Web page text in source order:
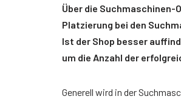
12 Jahre Google Trainer
Der richtige Seminartyp
Rezension
Teilnehmerbericht 1
Über die Suchmaschinen-
Platzierung bei den
Ist der Shop besser
um die Anzahl der
Generell wird in der